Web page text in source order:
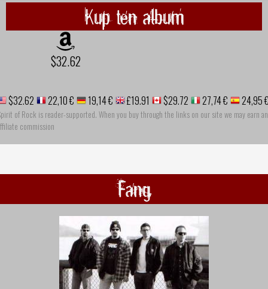
Kup ten album
$32.62
$32.62 22,10 € 19,14 € £19.91 $29.72 27,74 € 24,95
of Rock is reader-supported. When you buy through the links on our site we may earn an
commission
Fang